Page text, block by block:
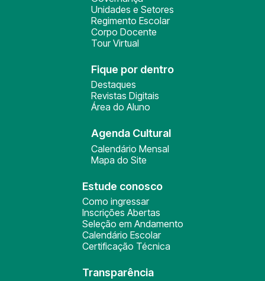
Unidades e Setores
Regimento Escolar
Corpo Docente
Tour Virtual
Fique por dentro
Destaques
Revistas Digitais
Área do Aluno
Agenda Cultural
Calendário Mensal
Mapa do Site
Estude conosco
Como ingressar
Inscrições Abertas
Seleção em Andamento
Calendário Escolar
Certificação Técnica
Transparência